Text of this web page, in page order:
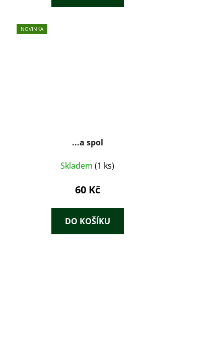
NOVINKA
...a spol
Skladem(1 ks)
60 Kč
DO KOŠÍKU